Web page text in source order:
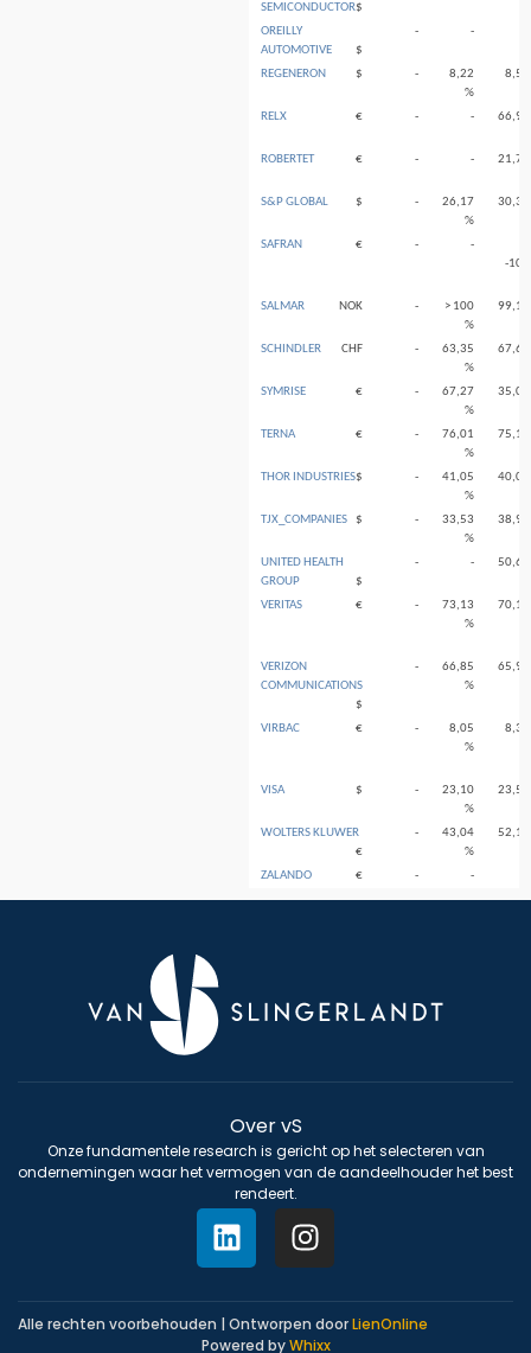
SEMICONDUCTOR$
OREILLY
AUTOMOTIVE
$
- -
REGENERON $ -
8,22
%
8,53
RELX
€ - -
66,99
ROBERTET
€ - -
21,72
S&P GLOBAL
$ -
26,17
%
30,37
SAFRAN
€ - -
-100
SALMAR
NOK -
> 100
%
99,12
SCHINDLER
CHF -
63,35
%
67,68
SYMRISE
€ -
67,27
%
35,07
TERNA
€ -
76,01
%
75,13
THOR INDUSTRIES$ -
41,05
%
40,00
TJX_COMPANIES
$ -
33,53
%
38,92
UNITED HEALTH
GROUP
$
- -
50,66
VERITAS
€ -
73,13
%
70,11
VERIZON
COMMUNICATIONS
$
-
66,85
%
65,91
VIRBAC € -
8,05
%
8,36
VISA $ -
23,10
%
23,56
WOLTERS KLUWER
€
-
43,04
%
52,18
ZALANDO
€ - -
Over vS
Onze fundamentele research is gericht op het selecteren van
ondernemingen waar het vermogen van de aandeelhouder het best
rendeert.
Alle rechten voorbehouden | Ontworpen doorLienOnline
Powered byWhixx